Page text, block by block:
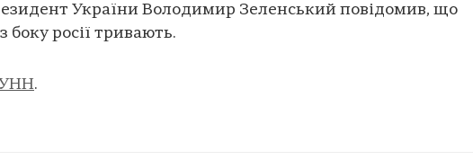
України Володимир Зеленський повідомив, що
боку росії тривають.
.